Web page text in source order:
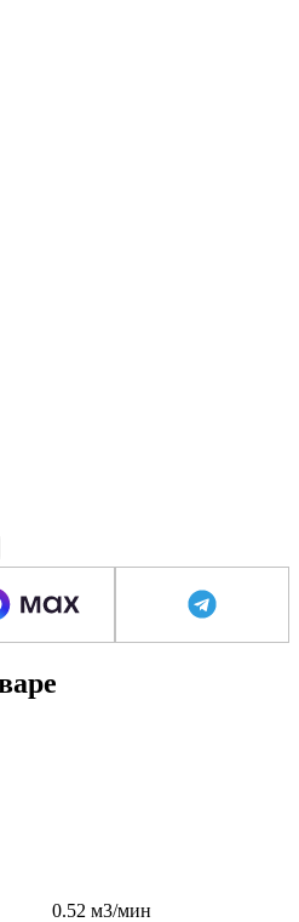
0.52 м3/мин